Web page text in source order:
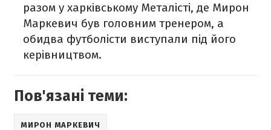
разом у харківському Металісті, де Мирон
Маркевич був головним тренером, а
обидва футболісти виступали під його
керівництвом.
Пов'язані теми:
МИРОН МАРКЕВИЧ